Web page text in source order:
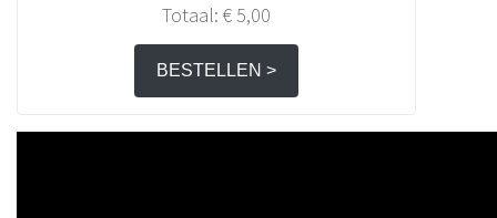
Totaal: € 5,00
BESTELLEN >